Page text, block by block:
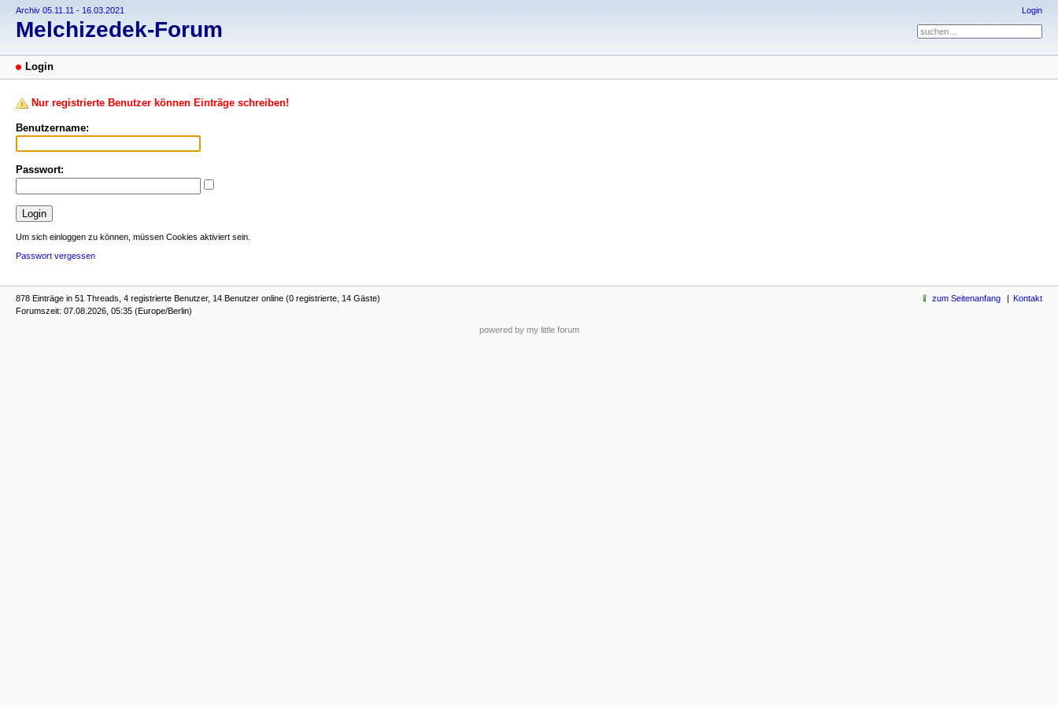
Archiv 05.11.11 - 16.03.2021
Melchizedek-Forum
Login
Login
Nur registrierte Benutzer können Einträge schreiben!
Benutzername:
Passwort:
Um sich einloggen zu können, müssen Cookies aktiviert sein.
Passwort vergessen
878 Einträge in 51 Threads, 4 registrierte Benutzer, 14 Benutzer online (0 registrierte, 14 Gäste)
Forumszeit: 07.08.2026, 05:35 (Europe/Berlin)
zum Seitenanfang Kontakt
powered by my little forum